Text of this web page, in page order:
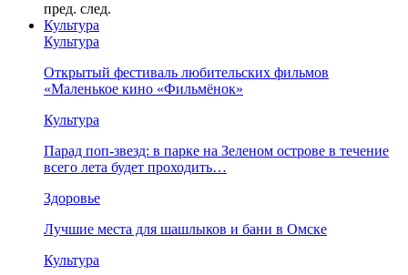
пред. след.
Культура
Культура
Открытый фестиваль любительских фильмов
«Маленькое кино «Фильмёнок»
Культура
Парад поп-звезд: в парке на Зеленом острове в течение
всего лета будет проходить…
Здоровье
Лучшие места для шашлыков и бани в Омске
Культура